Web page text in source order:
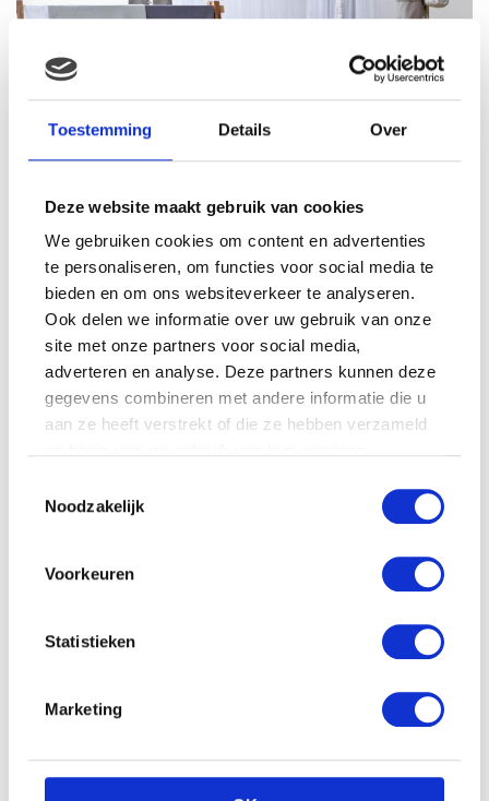
Toestemming Details Over
Deze website maakt gebruik van cookies
We gebruiken cookies om content en advertenties
te personaliseren, om functies voor social media te
bieden en om ons websiteverkeer te analyseren.
Ook delen we informatie over uw gebruik van onze
site met onze partners voor social media,
adverteren en analyse. Deze partners kunnen deze
gegevens combineren met andere informatie die u
aan ze heeft verstrekt of die ze hebben verzameld
Noodzakelijk
Voorkeuren
Statistieken
Marketing